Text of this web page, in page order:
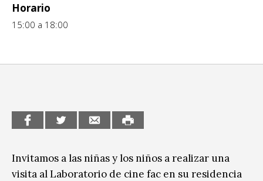
Letras
Música
Horario
15:00 a 18:00
Invitamos a las niñas y los niños a realizar una
visita al Laboratorio de cine fac en su residencia